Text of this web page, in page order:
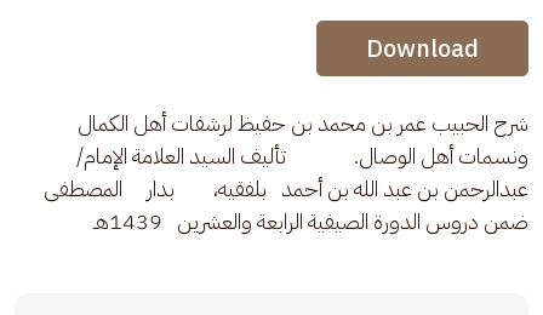
Audio Stream
Download
شرح الحبيب عمر بن محمد بن حفيظ لرشفات أهل الكمال
ونسمات أهل الوصال.              تأليف السيد العلامة الإمام/
عبدالرحمن بن عبد الله بن أحمد   بلفقيه،        بدار     المصطفى
ضمن دروس الدورة الصيفية الرابعة والعشرين   1439هـ